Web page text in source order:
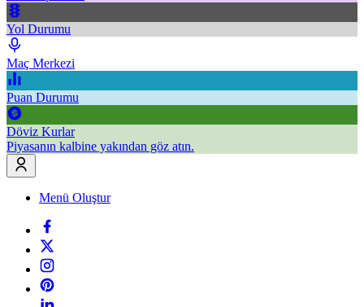
Yol Durumu
Maç Merkezi
Puan Durumu
Döviz Kurlar
Piyasanın kalbine yakından göz atın.
Menü Oluştur